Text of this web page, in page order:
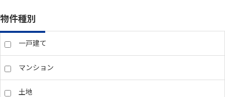
物件種別
一戸建て
マンション
土地